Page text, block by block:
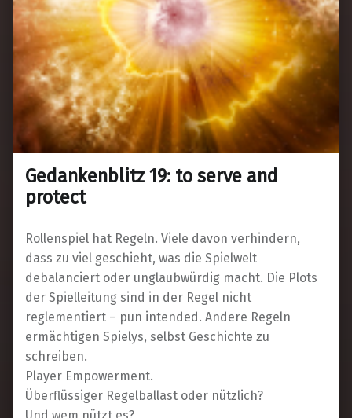
Gedankenblitz 19: to serve and
protect
Rollenspiel hat Regeln. Viele davon verhindern,
dass zu viel geschieht, was die Spielwelt
debalanciert oder unglaubwürdig macht. Die Plots
der Spielleitung sind in der Regel nicht
reglementiert – pun intended. Andere Regeln
ermächtigen Spielys, selbst Geschichte zu
schreiben.
Player Empowerment.
Überflüssiger Regelballast oder nützlich?